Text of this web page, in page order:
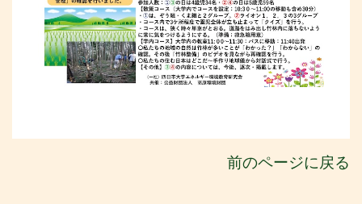
前のページに戻る